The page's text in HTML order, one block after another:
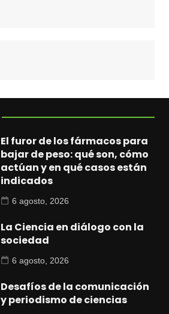
El furor de los fármacos para
bajar de peso: qué son, cómo
actúan y en qué casos están
indicados
6 agosto, 2026
La Ciencia en diálogo con la
sociedad
6 agosto, 2026
Desafíos de la comunicación
y periodismo de ciencias